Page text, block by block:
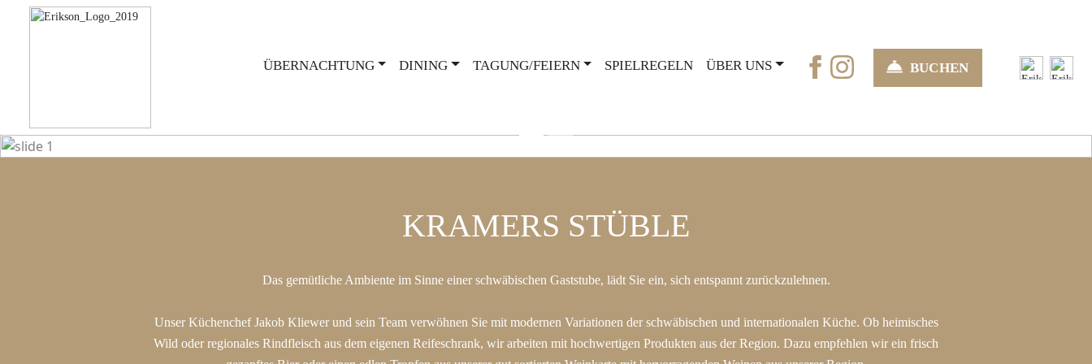
ÜBERNACHTUNG DINING TAGUNG/FEIERN SPIELREGELN ÜBER UNS BUCHEN
KRAMERS STÜBLE
Das gemütliche Ambiente im Sinne einer schwäbischen Gaststube, lädt Sie ein, sich entspannt zurückzulehnen.
Unser Küchenchef Jakob Kliewer und sein Team verwöhnen Sie mit modernen Variationen der schwäbischen und internationalen Küche. Ob heimisches
Wild oder regionales Rindfleisch aus dem eigenen Reifeschrank, wir arbeiten mit hochwertigen Produkten aus der Region. Dazu empfehlen wir ein frisch